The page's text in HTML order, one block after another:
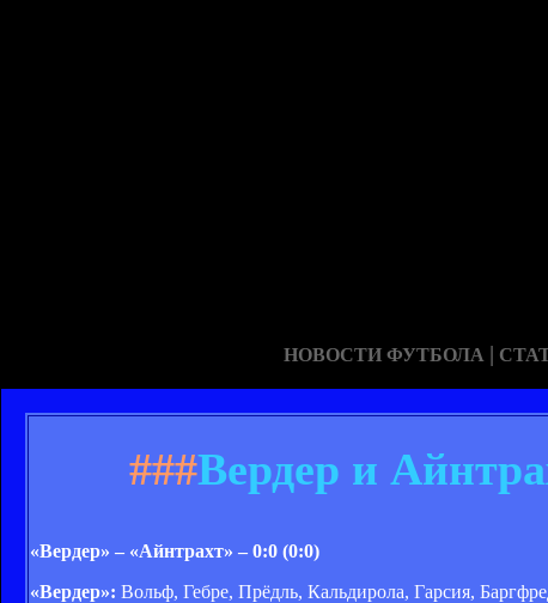
НОВОСТИ ФУТБОЛА |
###Вердер и
«Вердер» – «Айнтрахт» – 0:0 (0:0)
«Вердер»: Вольф, Гебре, Прёдль, Кальдирола, Гарсия,